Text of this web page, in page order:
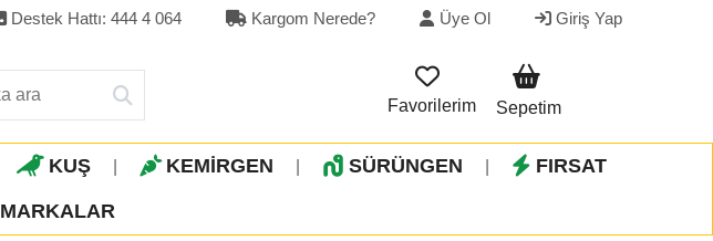
Destek Hattı: 444 4 064 Kargom Nerede? Üye Ol Giriş Yap
Favorilerim Sepetim
KUŞ KEMİRGEN SÜRÜNGEN FIRSAT
MARKALAR